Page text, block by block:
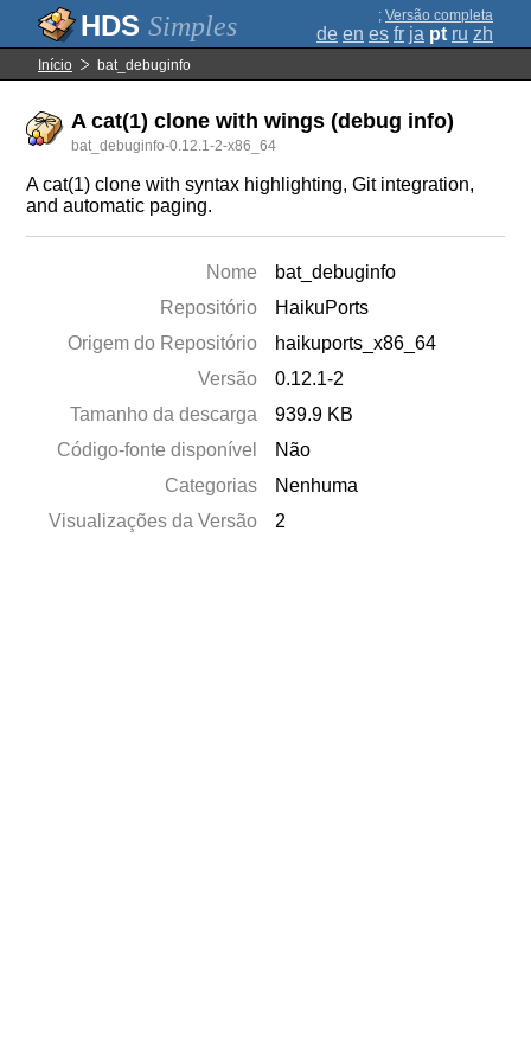
Simples ; Versão completa
de en es fr ja pt ru zh
Início bat_debuginfo
A cat(1) clone with wings (debug info)
bat_debuginfo-0.12.1-2-x86_64
A cat(1) clone with syntax highlighting, Git integration,
and automatic paging.
Nome
bat_debuginfo
Repositório
HaikuPorts
Origem do Repositório
haikuports_x86_64
Versão
0.12.1-2
Tamanho da descarga
939.9 KB
Código-fonte disponível
Não
Categorias
Nenhuma
Visualizações da Versão
2